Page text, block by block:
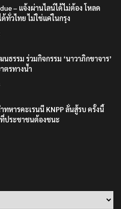
– แจ้งผ่านไลน์ได้ไม่ต้อง โหลด
ทั่วไทย ไม่ใช่แค่ในกรุง
ธรรม ร่วมกิจกรรม ‘นาวาภิกขาจาร’
ตรทางน้ำ
ทหารคะเรนนี KNPP ลั่นสู้รบ ครั้งนี้
ประชาชนต้องชนะ